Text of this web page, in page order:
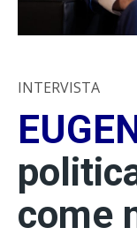
INTERVISTA
come